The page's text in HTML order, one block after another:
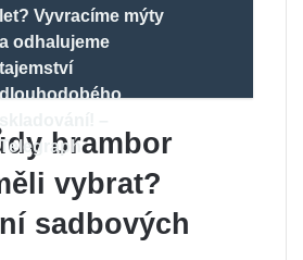
let? Vyvracíme mýty
a odhalujeme
tajemství
dlouhodobého
Telegraphbrambor
vybrat?
sadbových